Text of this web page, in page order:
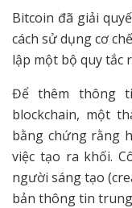
Bitcoin đã giải
cách sử dụng cơ
lập một bộ quy tắc
Để thêm thông
blockchain, một
bằng chứng rằng
việc tạo ra khối.
người sáng tạo
bản thông tin